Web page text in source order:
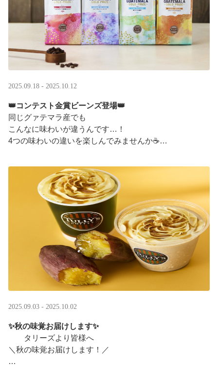
2025.09.18 - 2025.10.12
👑コンテスト金賞ビーンズ登場👑
同じグァテマラ産でも
こんなに味わいが違うんです…！
4つの味わいの違いを楽しんでみませんか☕
グァテマラコーヒー体験イベントも実施中▼
2025.09.03 - 2025.10.02
✨秋の味覚お届けします✨
タリーズより皆様へ
＼秋の味覚お届けします！／